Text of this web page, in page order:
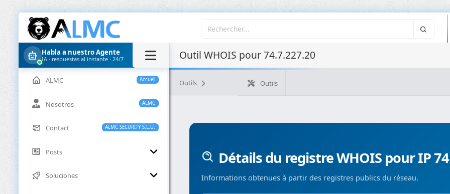
Habla a nuestro Agente
IA · respuestas al instante · 24/7
Accueil
ALMC
ALMC
Nosotros
ALMC SECURITY S.L.U.
Contact
Posts
Soluciones
Outil WHOIS pour 74.7.227.20
Outils Outils
Détails du registre WHOIS pour IP
Informations obtenues à partir des registres publics du réseau.